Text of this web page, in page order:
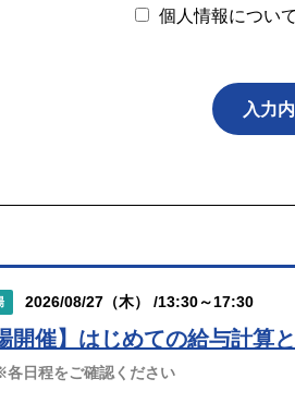
ンサルティングオフィス
報を以下の目的で利用します。
お申込み内容を適切に管理するため
合わせやお申し込み履歴
テーマに応じた商品・サービスに関す
個人情報につい
2026/08/27（木） /13:30～17:30
開催】はじめての給与計算
各日程をご確認ください